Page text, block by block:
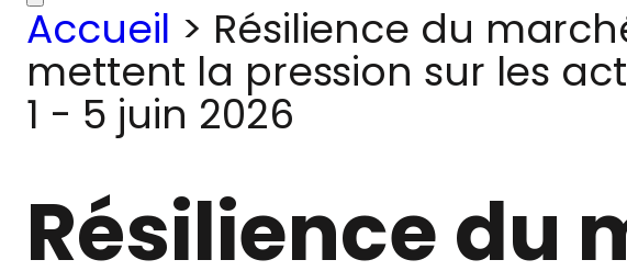
Accueil > Résilience du
mettent la pression sur les
1 - 5 juin 2026
Résilience du